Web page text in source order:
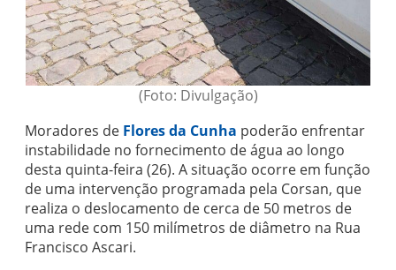
(Foto: Divulgação)
Moradores de Flores da Cunha poderão enfrentar
instabilidade no fornecimento de água ao longo
desta quinta-feira (26). A situação ocorre em função
de uma intervenção programada pela Corsan, que
realiza o deslocamento de cerca de 50 metros de
uma rede com 150 milímetros de diâmetro na Rua
Francisco Ascari.